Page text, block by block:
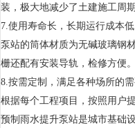
装，极大地减少了土建施工周
7.使用寿命长，长期运行成本低
泵站的筒体材质为无碱玻璃钢
栅还配有安装导轨，检修方便。
8.按需定制，满足各种场所的
根据每个工程项目，按照用户
预制雨水提升泵站是城市基础